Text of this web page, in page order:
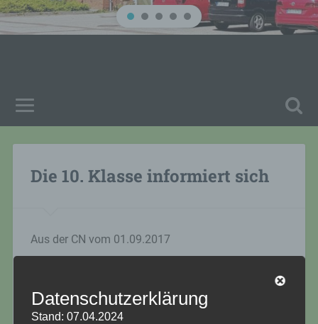
Die 10. Klasse informiert sich
Aus der CN vom 01.09.2017
Datenschutzerklärung
Stand: 07.04.2024